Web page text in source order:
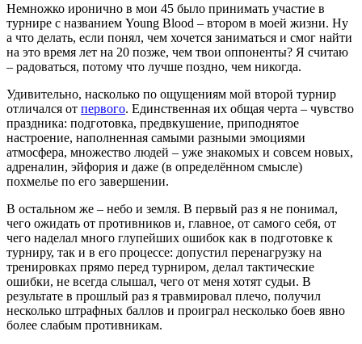
Немножко иронично в мои 45 было принимать участие в
турнире с названием Young Blood – втором в моей жизни. Ну
а что делать, если понял, чем хочется заниматься и смог найти
на это время лет на 20 позже, чем твои оппоненты? Я считаю
– радоваться, потому что лучше поздно, чем никогда.
Удивительно, насколько по ощущениям мой второй турнир
отличался от первого. Единственная их общая черта – чувство
праздника: подготовка, предвкушение, приподнятое
настроение, наполненная самыми разными эмоциями
атмосфера, множество людей – уже знакомых и совсем новых,
адреналин, эйфория и даже (в определённом смысле)
похмелье по его завершении.
В остальном же – небо и земля. В первый раз я не понимал,
чего ожидать от противников и, главное, от самого себя, от
чего наделал много глупейших ошибок как в подготовке к
турниру, так и в его процессе: допустил перенагрузку на
тренировках прямо перед турниром, делал тактические
ошибки, не всегда слышал, чего от меня хотят судьи. В
результате в прошлый раз я травмировал плечо, получил
несколько штрафных баллов и проиграл несколько боев явно
более слабым противникам.